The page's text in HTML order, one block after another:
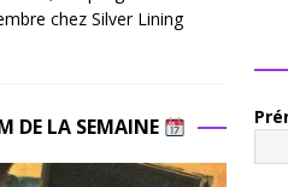
chez Silver Lining
DE LA SEMAINE